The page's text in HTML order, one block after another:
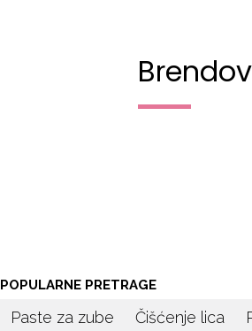
POPULARNE PRETRAGE
Paste za zube Čišćenje lica